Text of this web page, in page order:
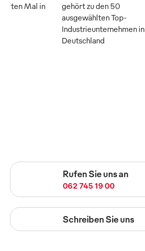
Mal in
gehört zu den 50
ausgewählten Top-
Industrieunternehmen in
Deutschland
Rufen Sie uns an
062 745 19 00
Schreiben Sie uns